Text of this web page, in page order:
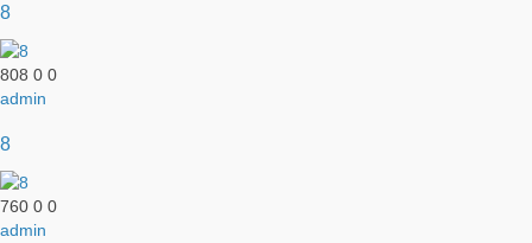
8
808 0 0
admin
8
760 0 0
admin